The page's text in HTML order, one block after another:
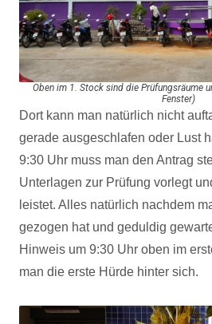
Oben im 1. Stock sind die Prüfungsräume
Fenster)
Dort kann man natürlich nicht
gerade ausgeschlafen oder Lust
9:30 Uhr muss man den Antrag
Unterlagen zur Prüfung vorlegt
leistet. Alles natürlich nachdem
gezogen hat und geduldig
Hinweis um 9:30 Uhr oben im
man die erste Hürde hinter sich.